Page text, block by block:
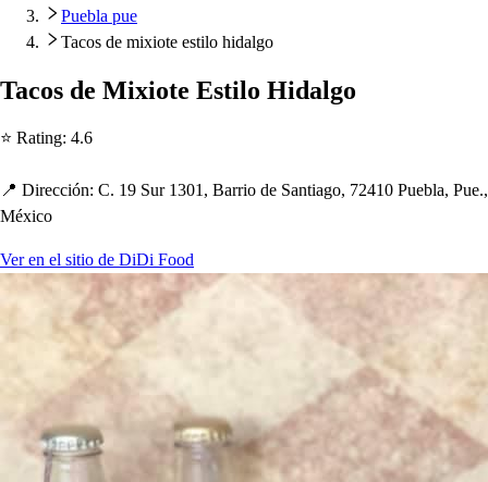
Puebla pue
Tacos de mixiote estilo hidalgo
Tacos de Mixiote Estilo Hidalgo
⭐ Rating: 4.6
📍 Dirección: C. 19 Sur 1301, Barrio de Santiago, 72410 Puebla, Pue.,
México
Ver en el sitio de DiDi Food